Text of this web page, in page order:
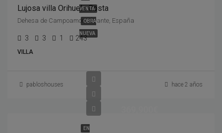
VENTA
OBRA
NUEVA
Lujosa villa Orihuela Costa
Dehesa de Campoamor, Alicante, España
3 3 1 243
VILLA
pabloshouses hace 2 años
EN